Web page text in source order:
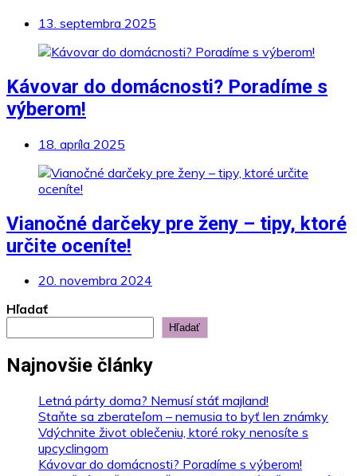
13. septembra 2025
Kávovar do domácnosti? Poradíme s
výberom!
18. apríla 2025
Vianočné darčeky pre ženy – tipy, ktoré
určite oceníte!
20. novembra 2024
Hľadať
Hľadať
Najnovšie články
Letná párty doma? Nemusí stáť majland!
Staňte sa zberateľom – nemusia to byť len známky
Vdýchnite život oblečeniu, ktoré roky nenosíte s
upcyclingom
Kávovar do domácnosti? Poradíme s výberom!